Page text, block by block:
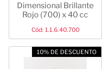
Dimensional Brillante
Rojo (700) x 40 cc
Cód: 1.1.6.40.700
10% DE DESCUENTO